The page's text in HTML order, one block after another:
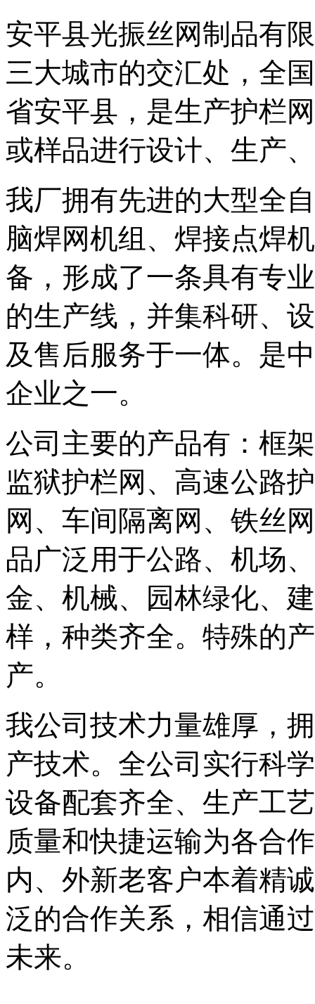
安平县光振丝网制品有
三大城市的交汇处，全
省安平县，是生产护栏
或样品进行设计、生产
我厂拥有先进的大型全
脑焊网机组、焊接点焊
备，形成了一条具有专
的生产线，并集科研、
及售后服务于一体。是
企业之一。
公司主要的产品有：框
监狱护栏网、高速公路
网、车间隔离网、铁丝
品广泛用于公路、机场
金、机械、园林绿化、
样，种类齐全。特殊的
产。
我公司技术力量雄厚，
产技术。全公司实行科
设备配套齐全、生产工
质量和快捷运输为各合
内、外新老客户本着精
泛的合作关系，相信通
未来。